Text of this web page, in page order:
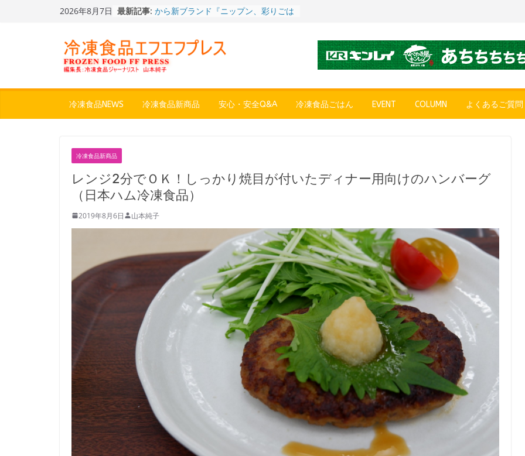
2026年8月7日 最新記事: 餃子キャラ”ぎょざ・ぎょざお”POPUP
「CHEESE WONDER」5周年～夏に限
定さわやかフレーバー「CHEESE
WONDER YELLOW」復刻発売中
どん兵衛 大盛 きつねうどん」
「同 肉うどん」
冷凍ワンプレート№1のニップン、9月
から新ブランド『ニップン、彩りごは
ん。』～”おいしさ”をアピール
冷凍食品NEWS 冷凍食品新商品 安心・安全Q&A 冷凍食品ごはん EVENT COLUMN よくあるご質問
冷凍食品新商品
レンジ2分でＯＫ！しっかり焼目が付いたディナー用向けのハンバーグ
（日本ハム冷凍食品）
2019年8月6日 山本純子